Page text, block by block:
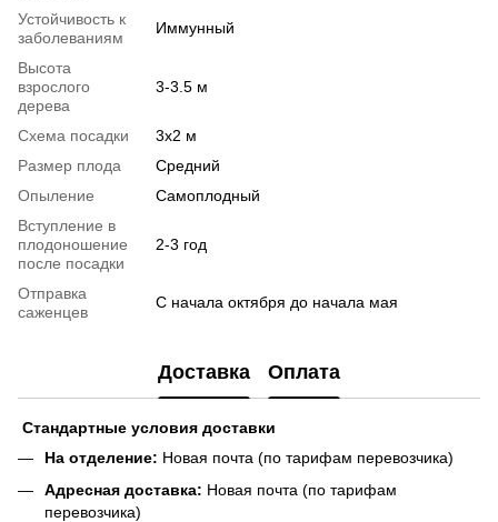
Устойчивость к
заболеваниям
Иммунный
Высота
взрослого
дерева
3-3.5 м
Схема посадки
3х2 м
Размер плода
Средний
Опыление
Самоплодный
Вступление в
плодоношение
после посадки
2-3 год
Отправка
саженцев
С начала октября до начала мая
Доставка Оплата
Стандартные условия доставки
На отделение: Новая почта (по тарифам перевозчика)
Адресная доставка: Новая почта (по тарифам
перевозчика)